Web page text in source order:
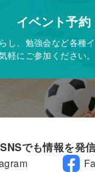
イベント予約
し、勉強会など各種
軽にご参加ください。
SNSでも情報を発